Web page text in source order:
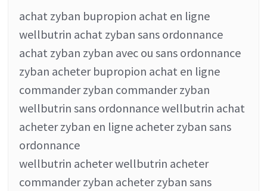
achat zyban bupropion achat en ligne
wellbutrin achat zyban sans ordonnance
achat zyban zyban avec ou sans ordonnance
zyban acheter bupropion achat en ligne
commander zyban commander zyban
wellbutrin sans ordonnance wellbutrin achat
acheter zyban en ligne acheter zyban sans
ordonnance
wellbutrin acheter wellbutrin acheter
commander zyban acheter zyban sans